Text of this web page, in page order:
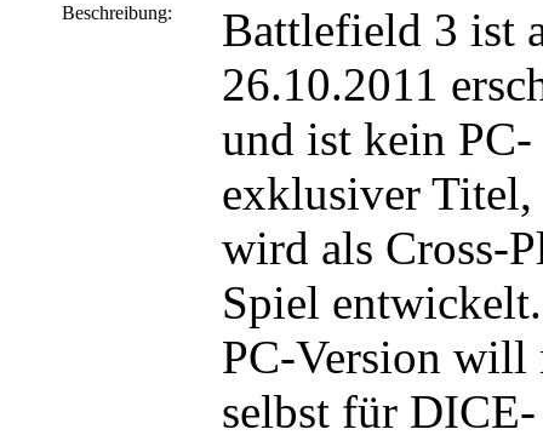
Beschreibung:
Battlefield 3 ist
26.10.2011
und ist kein PC-
exklusiver Titel,
wird als Cross-
Spiel
PC-Version will
selbst für DICE-